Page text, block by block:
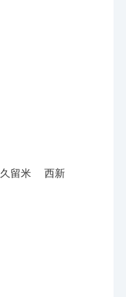
久留米 西新